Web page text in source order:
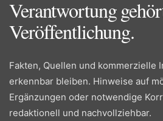
Verantwortung
Veröffentlichung.
Fakten, Quellen und kommerzielle
erkennbar bleiben. Hinweise auf
Ergänzungen oder notwendige
redaktionell und nachvollziehbar.